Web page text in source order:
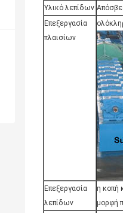
Υλικό λεπίδων
Επεξεργασία
πλαισίων
Επεξεργασία
λεπίδων
η κοπή
μορφή